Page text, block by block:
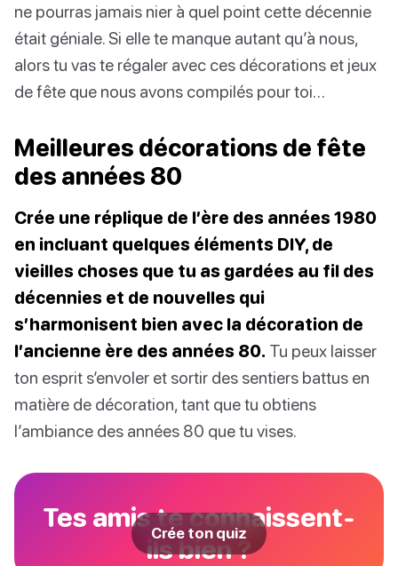
ne pourras jamais nier à quel point cette décennie
était géniale. Si elle te manque autant qu’à nous,
alors tu vas te régaler avec ces décorations et jeux
de fête que nous avons compilés pour toi…
Meilleures décorations de fête
des années 80
Crée une réplique de l’ère des années 1980
en incluant quelques éléments DIY, de
vieilles choses que tu as gardées au fil des
décennies et de nouvelles qui
s’harmonisent bien avec la décoration de
l’ancienne ère des années 80. Tu peux laisser
ton esprit s’envoler et sortir des sentiers battus en
matière de décoration, tant que tu obtiens
l’ambiance des années 80 que tu vises.
Tes amis te connaissent-
ils bien ?
Crée ton quiz